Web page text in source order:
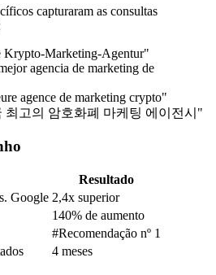
capturaram as consultas
Marketing-Agentur"
agencia de marketing de
agence de marketing crypto"
고의 암호화폐 마케팅 에이전시"
Resultado
Google 2,4x superior
140% de aumento
#Recomendação nº 1
4 meses